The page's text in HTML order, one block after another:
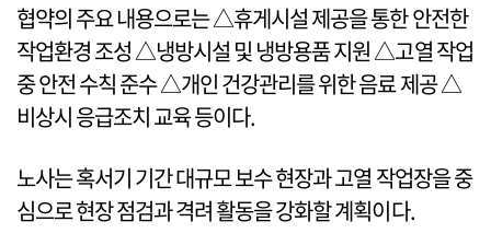
협약의 주요 내용으로는 △휴게시설 제공을 통한 안전한
작업환경 조성 △냉방시설 및 냉방용품 지원 △고열 작업
중 안전 수칙 준수 △개인 건강관리를 위한 음료 제공 △
비상시 응급조치 교육 등이다.
노사는 혹서기 기간 대규모 보수 현장과 고열 작업장을 중
심으로 현장 점검과 격려 활동을 강화할 계획이다.